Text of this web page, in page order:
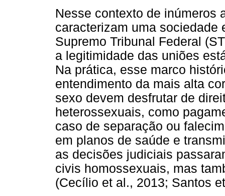
Nesse contexto de inúmeros
caracterizam uma sociedade
Supremo Tribunal Federal
a legitimidade das uniões
Na prática, esse marco
entendimento da mais alta
sexo devem desfrutar de
heterossexuais, como
caso de separação ou
em planos de saúde e
as decisões judiciais
civis homossexuais, mas
(Cecílio et al., 2013; Santos